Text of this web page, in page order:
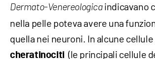
Dermato-Venereologica indicavano
nella pelle poteva avere una
quella nei neuroni. In alcune
cheratinociti (le principali cellule